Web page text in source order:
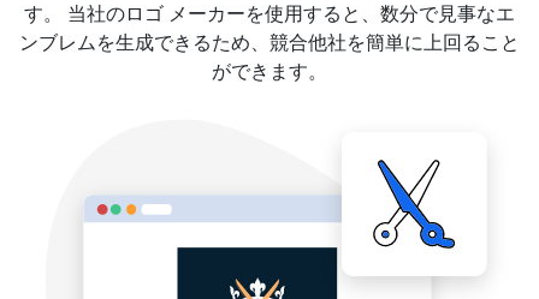
す。 当社のロゴ メーカーを使用すると、数分で見事なエ
ンブレムを生成できるため、競合他社を簡単に上回ること
ができます。